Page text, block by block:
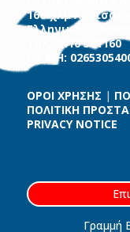
16ο χλμ Λάρισας
Ελληνικά
Τηλ. 2410 541160
Γ.Ε.ΜΗ:
ΟΡΟΙ ΧΡΗΣΗΣ |
ΠΟΛΙΤΙΚΗ
PRIVACY NOTICE
Γραμμή